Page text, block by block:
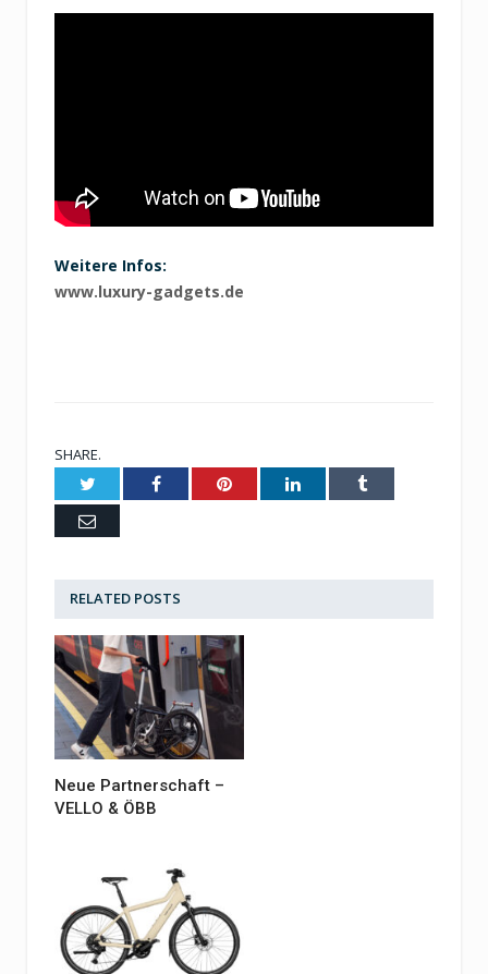
Weitere Infos:
www.luxury-gadgets.de
SHARE.
Twitter Facebook Pinterest LinkedIn Tumblr
Email
RELATED POSTS
Neue Partnerschaft –
VELLO & ÖBB